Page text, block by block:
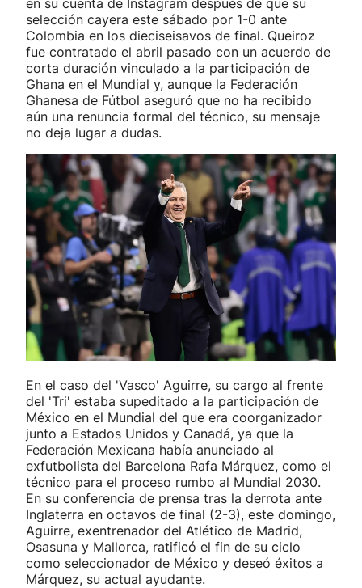
en su cuenta de Instagram después de que su
selección cayera este sábado por 1-0 ante
Colombia en los dieciseisavos de final. Queiroz
fue contratado el abril pasado con un acuerdo de
corta duración vinculado a la participación de
Ghana en el Mundial y, aunque la Federación
Ghanesa de Fútbol aseguró que no ha recibido
aún una renuncia formal del técnico, su mensaje
no deja lugar a dudas.
En el caso del 'Vasco' Aguirre, su cargo al frente
del 'Tri' estaba supeditado a la participación de
México en el Mundial del que era coorganizador
junto a Estados Unidos y Canadá, ya que la
Federación Mexicana había anunciado al
exfutbolista del Barcelona Rafa Márquez, como el
técnico para el proceso rumbo al Mundial 2030.
En su conferencia de prensa tras la derrota ante
Inglaterra en octavos de final (2-3), este domingo,
Aguirre, exentrenador del Atlético de Madrid,
Osasuna y Mallorca, ratificó el fin de su ciclo
como seleccionador de México y deseó éxitos a
Márquez, su actual ayudante.